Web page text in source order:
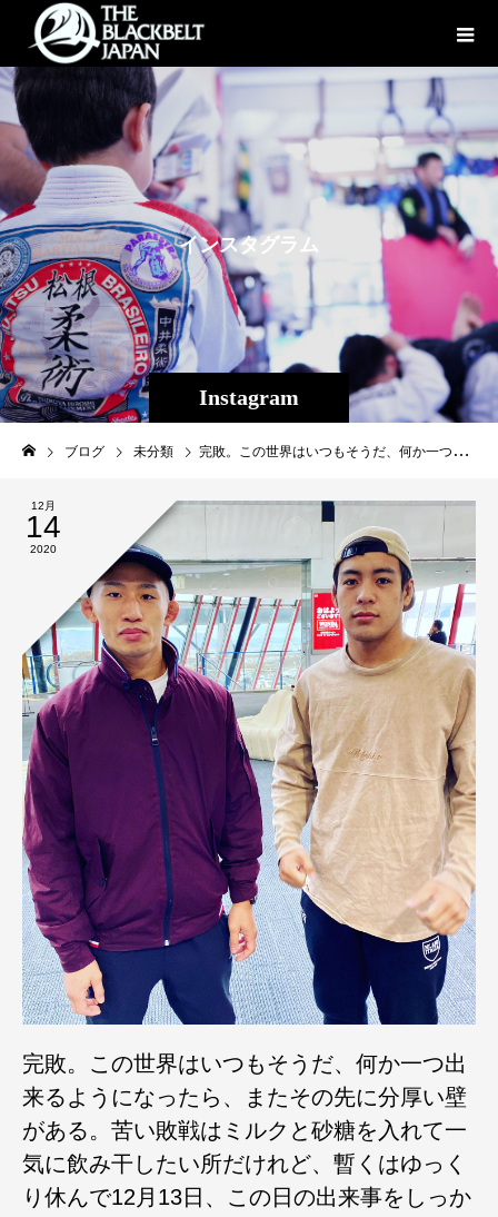
Instagram
インスタグラ ム
ブログ 未分類 完敗。この世界はいつもそうだ、何か一つ出来るようになったら、またその先に分厚い壁がある。苦い敗戦はミルクと砂糖を入れて一気に飲み干したい所だけれど、暫くはゆっくり休んで12月13日、この日の出来事をしっかり受け入れて、また次の機会に心を込めて進もう。試合の機会を設けていただいたスタッフの皆様、ツイキャスを購入して応援していただいた皆様、心より感謝申し上げます！#shooto1213#旭那拳#斬修斗沖縄#パラエストラ #沖縄 #那覇 #与儀 #MMA #shooto #コザ #総合格闘技 #修斗 #キックボクシング #柔術 #jiujitsu #ダイエット
12月
14
2020
完敗。この世界はいつもそうだ、何か一つ出
来るようになったら、またその先に分厚い壁
がある。苦い敗戦はミルクと砂糖を入れて一
気に飲み干したい所だけれど、暫くはゆっく
り休んで12月13日、この日の出来事をしっか